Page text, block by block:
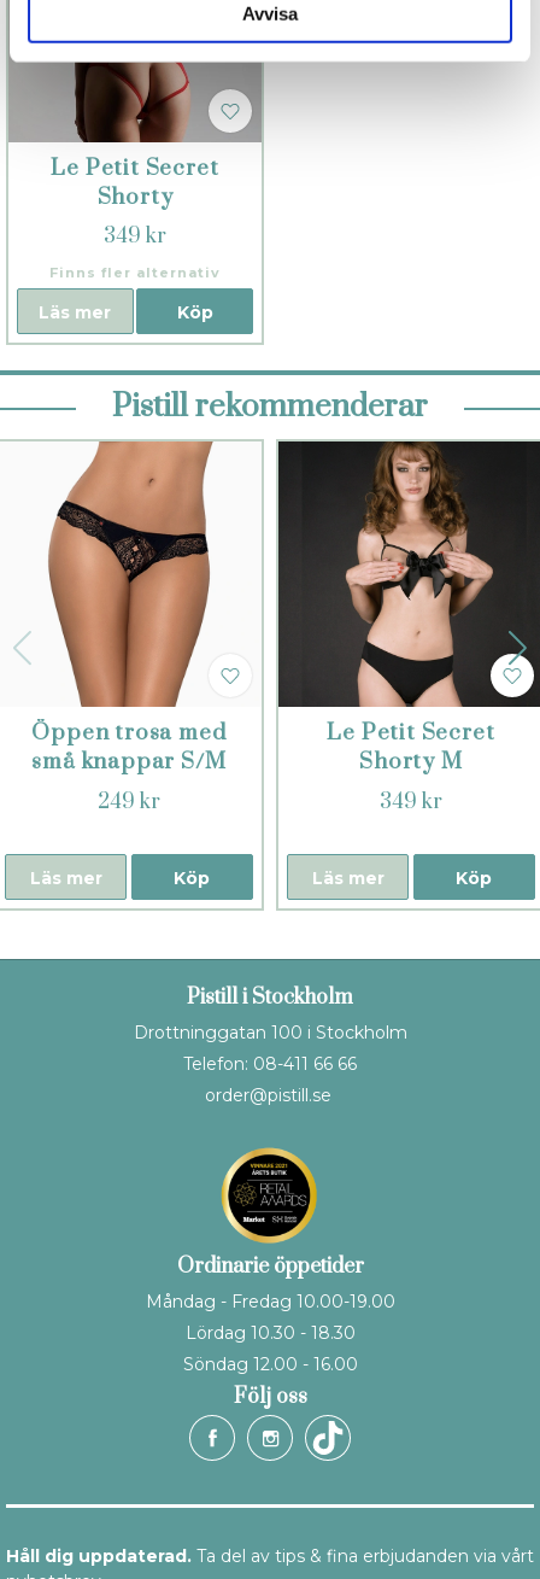
Avvisa
Le Petit Secret
Shorty
349 kr
Finns fler alternativ
Köp
Läs mer
Pistill rekommenderar
Öppen trosa med
små knappar S/M
249 kr
Köp
Läs mer
Le Petit Secret
Shorty M
349 kr
Köp
Läs mer
Pistill i Stockholm
Drottninggatan 100 i Stockholm
Telefon: 08-411 66 66
order@pistill.se
Ordinarie öppetider
Måndag - Fredag 10.00-19.00
Lördag 10.30 - 18.30
Söndag 12.00 - 16.00
Följ oss
Håll dig uppdaterad. Ta del av tips & fina erbjudanden via vårt